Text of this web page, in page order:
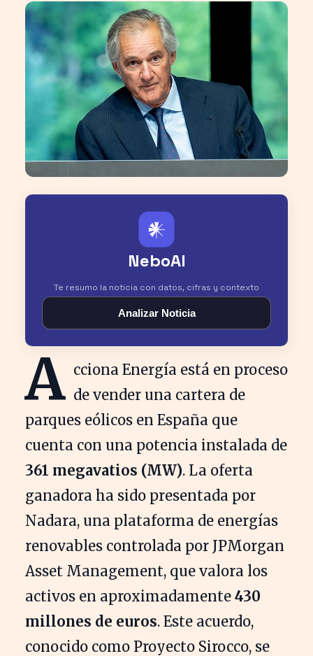
𒀭
NeboAI
Te resumo la noticia con datos, cifras y contexto
Analizar Noticia
A cciona Energía está en proceso
de vender una cartera de
parques eólicos en España que
cuenta con una potencia instalada de
361 megavatios (MW). La oferta
ganadora ha sido presentada por
Nadara, una plataforma de energías
renovables controlada por JPMorgan
Asset Management, que valora los
activos en aproximadamente 430
millones de euros. Este acuerdo,
conocido como Proyecto Sirocco, se